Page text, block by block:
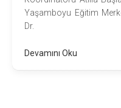
Yaşamboyu Eğitim
Dr.
Devamını Oku